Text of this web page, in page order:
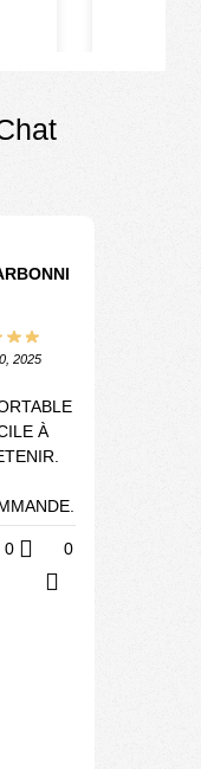
2025
À
0 0